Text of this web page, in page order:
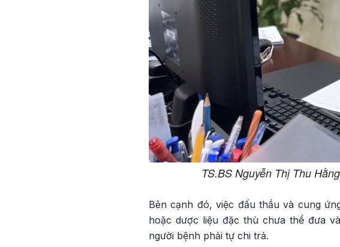
TS.BS Nguyễn Thị Thu
Bên cạnh đó, việc đấu thầu và cung
hoặc dược liệu đặc thù chưa thể đưa
người bệnh phải tự chi trả.